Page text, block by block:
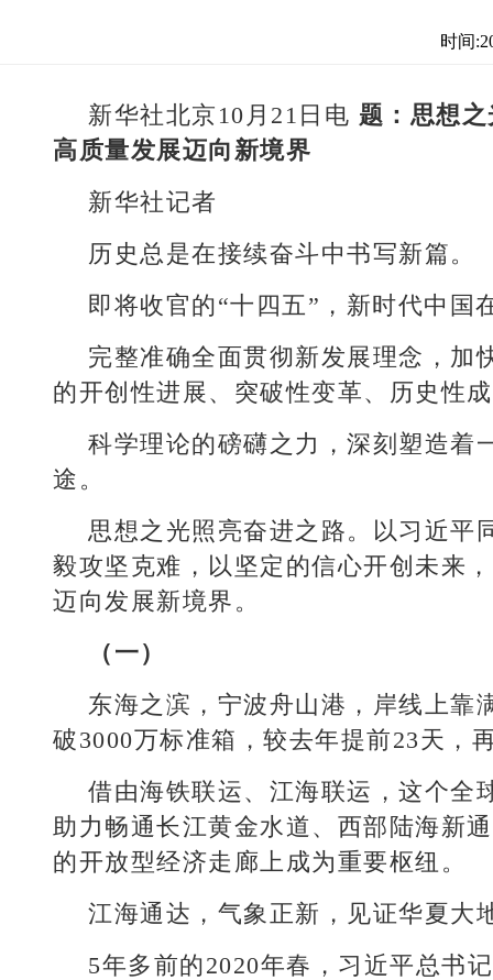
时间
新华社北京10月21日电 题：思想
高质量发展迈向新境界
新华社记者
历史总是在接续奋斗中书写新篇。
即将收官的“十四五”，新时代中
完整准确全面贯彻新发展理念，加
的开创性进展、突破性变革、历史性
科学理论的磅礴之力，深刻塑造着
途。
思想之光照亮奋进之路。以习近平
毅攻坚克难，以坚定的信心开创未来
迈向发展新境界。
（一）
东海之滨，宁波舟山港，岸线上靠
破3000万标准箱，较去年提前23天，
借由海铁联运、江海联运，这个全
助力畅通长江黄金水道、西部陆海新
的开放型经济走廊上成为重要枢纽。
江海通达，气象正新，见证华夏大
5年多前的2020年春，习近平总书